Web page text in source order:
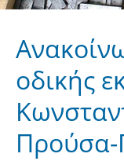
οδικής
Προύσα-